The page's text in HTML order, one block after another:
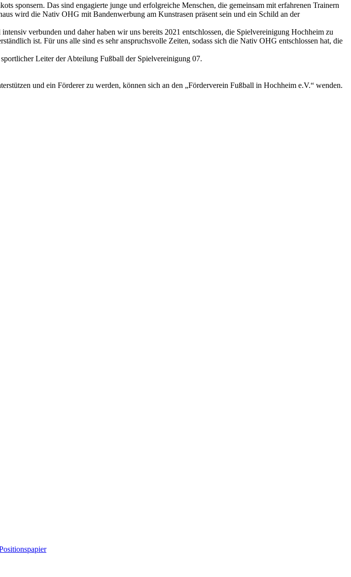
sponsern. Das sind engagierte junge und erfolgreiche Menschen, die gemeinsam mit erfahrenen Trainern
wird die Nativ OHG mit Bandenwerbung am Kunstrasen präsent sein und ein Schild an der
verbunden und daher haben wir uns bereits 2021 entschlossen, die Spielvereinigung Hochheim zu
ist. Für uns alle sind es sehr anspruchsvolle Zeiten, sodass sich die Nativ OHG entschlossen hat, die
Leiter der Abteilung Fußball der Spielvereinigung 07.
und ein Förderer zu werden, können sich an den „Förderverein Fußball in Hochheim e.V.“ wenden.